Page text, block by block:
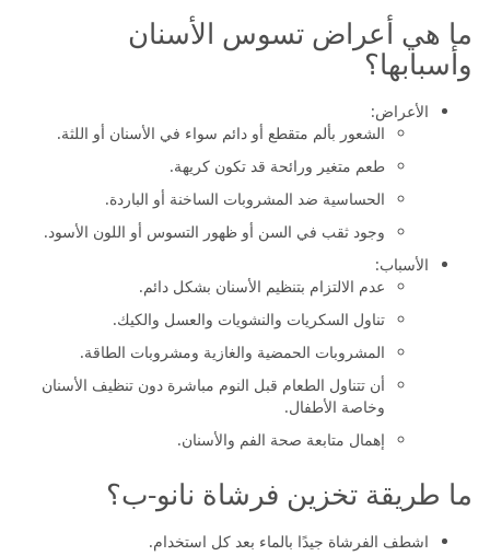
ما هي أعراض تسوس الأسنان
وأسبابها؟
الأعراض:
الشعور بألم متقطع أو دائم سواء في الأسنان أو اللثة.
طعم متغير ورائحة قد تكون كريهة.
الحساسية ضد المشروبات الساخنة أو الباردة.
وجود ثقب في السن أو ظهور التسوس أو اللون الأسود.
الأسباب:
عدم الالتزام بتنظيم الأسنان بشكل دائم.
تناول السكريات والنشويات والعسل والكيك.
المشروبات الحمضية والغازية ومشروبات الطاقة.
أن تتناول الطعام قبل النوم مباشرة دون تنظيف الأسنان
وخاصة الأطفال.
إهمال متابعة صحة الفم والأسنان.
ما طريقة تخزين فرشاة نانو-ب؟
اشطف الفرشاة جيدًا بالماء بعد كل استخدام.